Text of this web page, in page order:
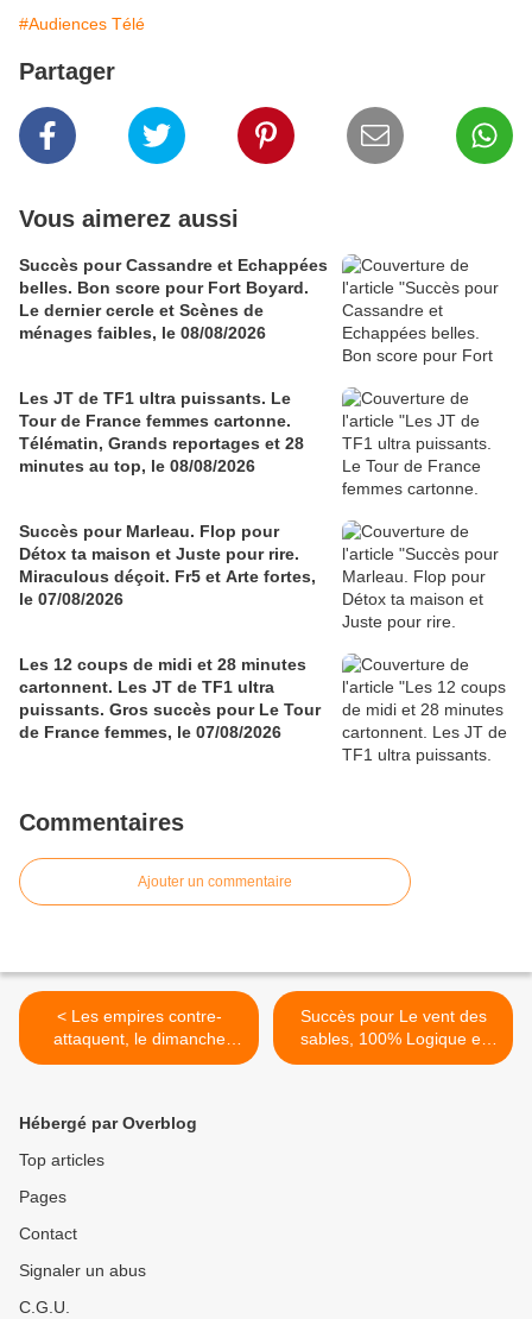
#Audiences Télé
Partager
Vous aimerez aussi
Succès pour Cassandre et Echappées
belles. Bon score pour Fort Boyard.
Le dernier cercle et Scènes de
ménages faibles, le 08/08/2026
Les JT de TF1 ultra puissants. Le
Tour de France femmes cartonne.
Télématin, Grands reportages et 28
minutes au top, le 08/08/2026
Succès pour Marleau. Flop pour
Détox ta maison et Juste pour rire.
Miraculous déçoit. Fr5 et Arte fortes,
le 07/08/2026
Les 12 coups de midi et 28 minutes
cartonnent. Les JT de TF1 ultra
puissants. Gros succès pour Le Tour
de France femmes, le 07/08/2026
Commentaires
Ajouter un commentaire
< Les empires contre-
attaquent, le dimanche
12/04/2026 à 21h05 sur
Succès pour Le vent des
sables, 100% Logique et
Echappées belles. The
Hébergé par Overblog
Top articles
Pages
Contact
Signaler un abus
C.G.U.